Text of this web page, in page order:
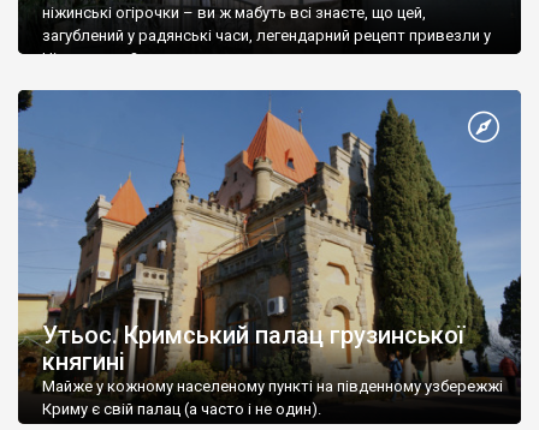
ніжинські огірочки – ви ж мабуть всі знаєте, що цей,
загублений у радянські часи, легендарний рецепт привезли у
Ніжин греки?
Утьос. Кримський палац грузинської
княгині
Майже у кожному населеному пункті на південному узбережжі
Криму є свій палац (а часто і не один).